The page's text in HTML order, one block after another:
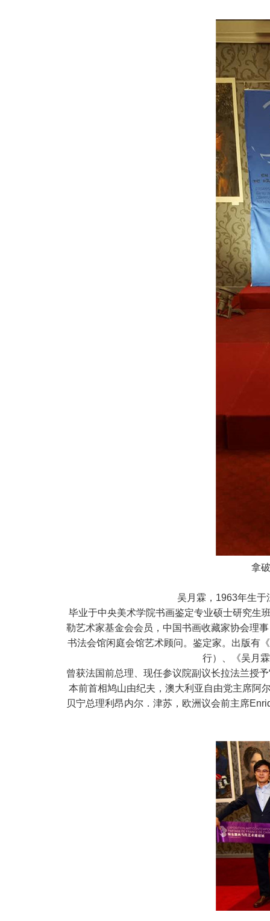
拿
吴月霖，1963年生于
毕业于中央美术学院书画鉴定专业硕士研究生
勒艺术家基金会会员，中国书画收藏家协会理
书法会馆闲庭会馆艺术顾问。鉴定家。出版
行）、《吴月
曾获法国前总理、现任参议院副议长拉法兰授
本前首相鸠山由纪夫，澳大利亚自由党主席阿
贝宁总理利昂内尔．津苏，欧洲议会前主席